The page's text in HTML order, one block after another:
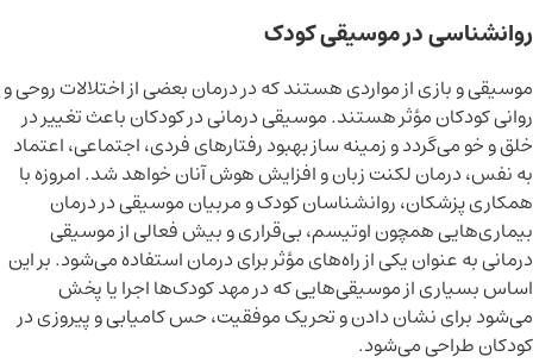
روانشناسی در موسیقی کودک
موسیقی و بازی از مواردی هستند که در درمان بعضی از اختلالات روحی و
روانی کودکان مؤثر هستند. موسیقی درمانی در کودکان باعث تغییر در
خلق و خو می‌گردد و زمینه ساز بهبود رفتارهای فردی، اجتماعی، اعتماد
به نفس، درمان لکنت زبان و افزایش هوش آنان خواهد شد. امروزه با
همکاری پزشکان، روانشناسان کودک و مربیان موسیقی در درمان
بیماری‌هایی همچون اوتیسم، بی‌قراری و بیش فعالی از موسیقی
درمانی به عنوان یکی از راه‌های مؤثر برای درمان استفاده می‌شود. بر این
اساس بسیاری از موسیقی‌هایی که در مهد کودک‌ها اجرا یا پخش
می‌شود برای نشان دادن و تحریک موفقیت، حس کامیابی و پیروزی در
کودکان طراحی می‌شود.